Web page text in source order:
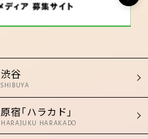
渋谷
SHIBUYA
原宿「ハラカド」
HARAJUKU HARAKADO